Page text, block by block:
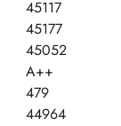
45117
45177
45052
A++
479
44964